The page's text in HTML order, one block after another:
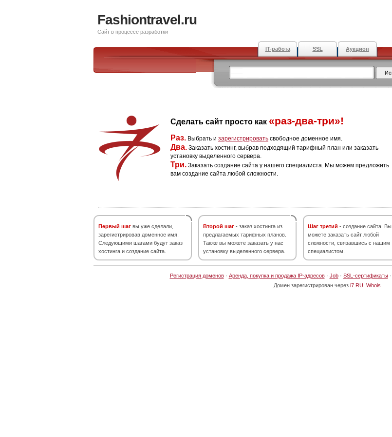
Fashiontravel.ru
Сайт в процессе разработки
IT-работа SSL Аукцион
Сделать сайт просто как «раз-два-три»!
Раз. Выбрать и зарегистрировать свободное доменное имя.
Два. Заказать хостинг, выбрав подходящий тарифный план или заказать
установку выделенного сервера.
Три. Заказать создание сайта у нашего специалиста. Мы можем предложить
вам создание сайта любой сложности.
Первый шаг вы уже сделали,
зарегистрировав доменное имя.
Следующими шагами будут заказ
хостинга и создание сайта.
Второй шаг - заказ хостинга из
предлагаемых тарифных планов.
Также вы можете заказать у нас
установку выделенного сервера.
Шаг третий - создание сайта. Вы
можете заказать сайт любой
сложности, связавшись с нашим
специалистом.
Регистрация доменов· Аренда, покупка и продажа IP-адресов· Job· SSL-сертификаты·
Домен зарегистрирован через i7.RU Whois